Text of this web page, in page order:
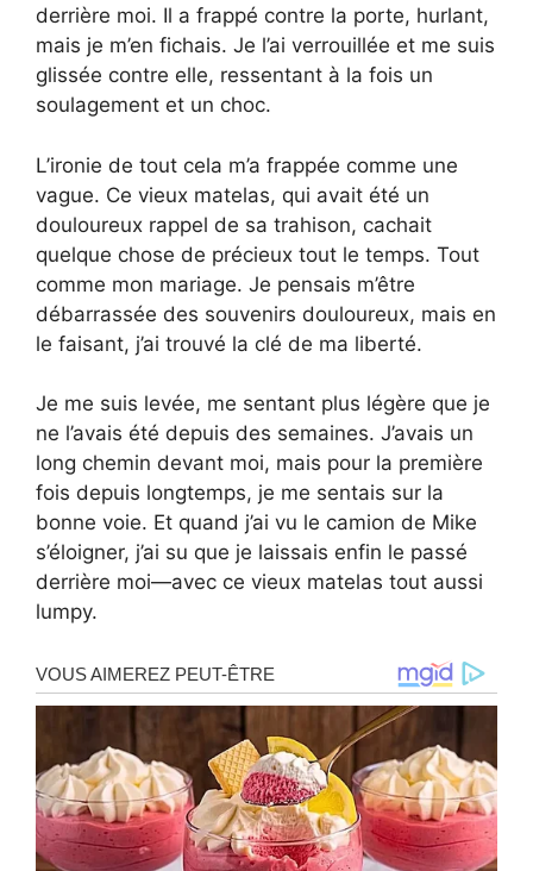
derrière moi. Il a frappé contre la porte, hurlant,
mais je m’en fichais. Je l’ai verrouillée et me suis
glissée contre elle, ressentant à la fois un
soulagement et un choc.
L’ironie de tout cela m’a frappée comme une
vague. Ce vieux matelas, qui avait été un
douloureux rappel de sa trahison, cachait
quelque chose de précieux tout le temps. Tout
comme mon mariage. Je pensais m’être
débarrassée des souvenirs douloureux, mais en
le faisant, j’ai trouvé la clé de ma liberté.
Je me suis levée, me sentant plus légère que je
ne l’avais été depuis des semaines. J’avais un
long chemin devant moi, mais pour la première
fois depuis longtemps, je me sentais sur la
bonne voie. Et quand j’ai vu le camion de Mike
s’éloigner, j’ai su que je laissais enfin le passé
derrière moi—avec ce vieux matelas tout aussi
lumpy.